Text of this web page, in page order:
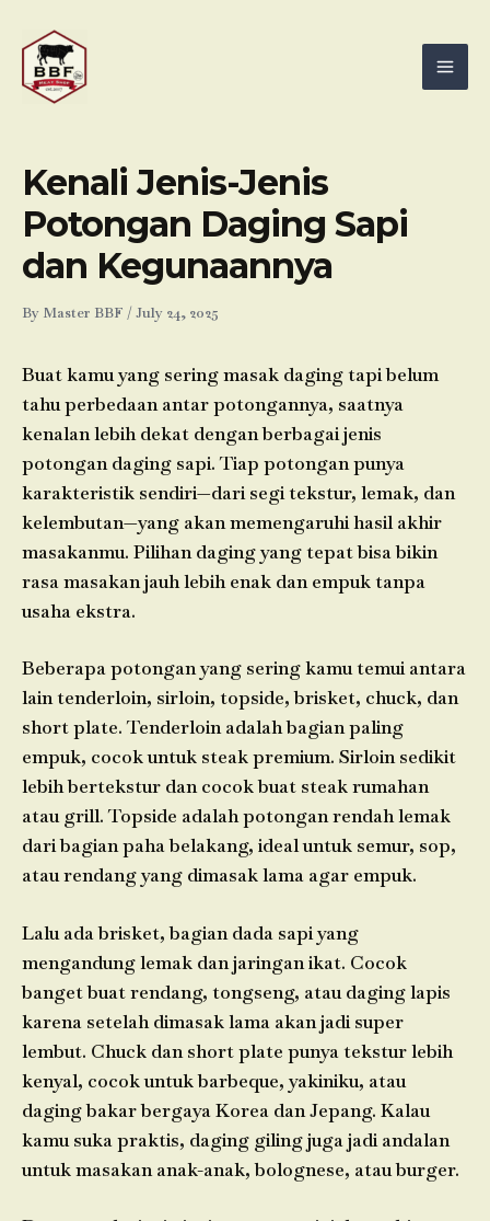
content
Kenali Jenis-Jenis
Potongan Daging Sapi
dan Kegunaannya
By Master BBF /July 24, 2025
Buat kamu yang sering masak daging tapi belum
tahu perbedaan antar potongannya, saatnya
kenalan lebih dekat dengan berbagai jenis
potongan daging sapi. Tiap potongan punya
karakteristik sendiri—dari segi tekstur, lemak, dan
kelembutan—yang akan memengaruhi hasil akhir
masakanmu. Pilihan daging yang tepat bisa bikin
rasa masakan jauh lebih enak dan empuk tanpa
usaha ekstra.
Beberapa potongan yang sering kamu temui antara
lain tenderloin, sirloin, topside, brisket, chuck, dan
short plate. Tenderloin adalah bagian paling
empuk, cocok untuk steak premium. Sirloin sedikit
lebih bertekstur dan cocok buat steak rumahan
atau grill. Topside adalah potongan rendah lemak
dari bagian paha belakang, ideal untuk semur, sop,
atau rendang yang dimasak lama agar empuk.
Lalu ada brisket, bagian dada sapi yang
mengandung lemak dan jaringan ikat. Cocok
banget buat rendang, tongseng, atau daging lapis
karena setelah dimasak lama akan jadi super
lembut. Chuck dan short plate punya tekstur lebih
kenyal, cocok untuk barbeque, yakiniku, atau
daging bakar bergaya Korea dan Jepang. Kalau
kamu suka praktis, daging giling juga jadi andalan
untuk masakan anak-anak, bolognese, atau burger.